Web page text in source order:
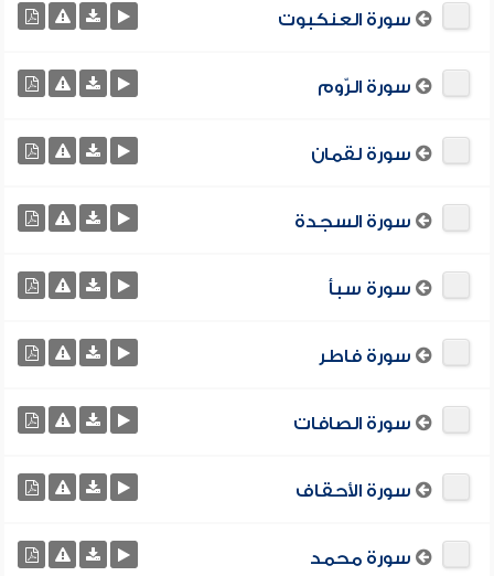
سورة العنكبوت
سورة الرّوم
سورة لقمان
سورة السجدة
سورة سبأ
سورة فاطر
سورة الصافات
سورة الأحقاف
سورة محمد